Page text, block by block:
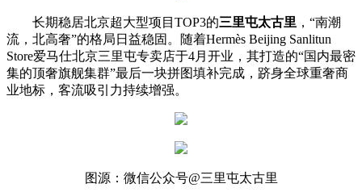
长期稳居北京超大型项目TOP3的三里屯太古里 ，“南潮
流，北高奢”的格局日益稳固。随着Hermès Beijing Sanlitun
Store爱马仕北京三里屯专卖店于4月开业，其打造的“国内最密
集的顶奢旗舰集群”最后一块拼图填补完成，跻身全球重奢商
业地标，客流吸引力持续增强。
图源：微信公众号@三里屯太古里